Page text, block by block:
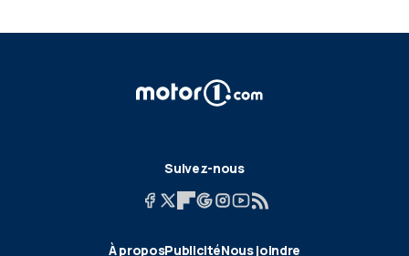
Suivez-nous
À proposPublicitéNous joindre